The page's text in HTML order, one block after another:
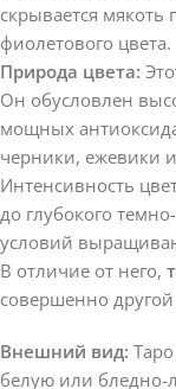
скрывается
фиолетового цвета.
Природа цвета:
Он обусловлен
мощных
черники, ежевики
Интенсивность
до глубокого
условий
В отличие от него,
совершенно
Внешний вид:
белую или бледно-